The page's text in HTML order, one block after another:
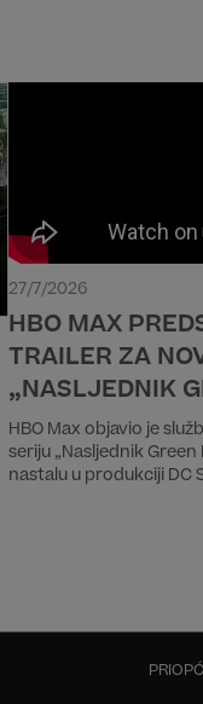
27/7/2026
HBO MAX
TRAILER ZA
„NASLJEDNIK
HBO Max objavio je
seriju „Nasljednik
nastalu u produkciji DC